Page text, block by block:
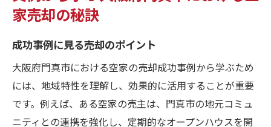
家売却の秘訣
成功事例に見る売却のポイント
大阪府門真市における空家の売却成功事例から学ぶため
には、地域特性を理解し、効果的に活用することが重要
です。例えば、ある空家の売主は、門真市の地元コミュ
ニティとの連携を強化し、定期的なオープンハウスを開